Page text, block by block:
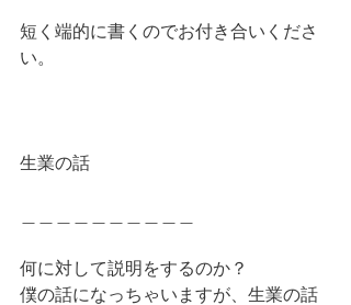
短く端的に書くのでお付き合いくださ
い。
生業の話
何に対して説明をするのか？
僕の話になっちゃいますが、生業の話